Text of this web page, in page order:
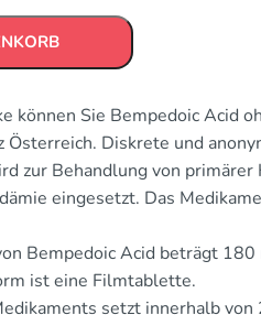
können Sie Bempedoic Acid
Österreich. Diskrete und
zur Behandlung von
eingesetzt. Das
Bempedoic Acid beträgt
ist eine Filmtablette.
setzt innerhalb von